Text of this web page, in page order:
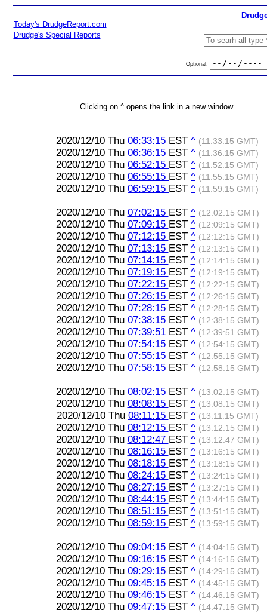
Today's DrudgeReport.com
Drudge's Special Reports
Optional:
Clicking on ^ opens the link in a new window.
2020/12/10 Thu 06:33:15 EST ^ (11:33:15 GMT)
2020/12/10 Thu 06:36:15 EST ^ (11:36:15 GMT)
2020/12/10 Thu 06:52:15 EST ^ (11:52:15 GMT)
2020/12/10 Thu 06:55:15 EST ^ (11:55:15 GMT)
2020/12/10 Thu 06:59:15 EST ^ (11:59:15 GMT)
2020/12/10 Thu 07:02:15 EST ^ (12:02:15 GMT)
2020/12/10 Thu 07:09:15 EST ^ (12:09:15 GMT)
2020/12/10 Thu 07:12:15 EST ^ (12:12:15 GMT)
2020/12/10 Thu 07:13:15 EST ^ (12:13:15 GMT)
2020/12/10 Thu 07:14:15 EST ^ (12:14:15 GMT)
2020/12/10 Thu 07:19:15 EST ^ (12:19:15 GMT)
2020/12/10 Thu 07:22:15 EST ^ (12:22:15 GMT)
2020/12/10 Thu 07:26:15 EST ^ (12:26:15 GMT)
2020/12/10 Thu 07:28:15 EST ^ (12:28:15 GMT)
2020/12/10 Thu 07:38:15 EST ^ (12:38:15 GMT)
2020/12/10 Thu 07:39:51 EST ^ (12:39:51 GMT)
2020/12/10 Thu 07:54:15 EST ^ (12:54:15 GMT)
2020/12/10 Thu 07:55:15 EST ^ (12:55:15 GMT)
2020/12/10 Thu 07:58:15 EST ^ (12:58:15 GMT)
2020/12/10 Thu 08:02:15 EST ^ (13:02:15 GMT)
2020/12/10 Thu 08:08:15 EST ^ (13:08:15 GMT)
2020/12/10 Thu 08:11:15 EST ^ (13:11:15 GMT)
2020/12/10 Thu 08:12:15 EST ^ (13:12:15 GMT)
2020/12/10 Thu 08:12:47 EST ^ (13:12:47 GMT)
2020/12/10 Thu 08:16:15 EST ^ (13:16:15 GMT)
2020/12/10 Thu 08:18:15 EST ^ (13:18:15 GMT)
2020/12/10 Thu 08:24:15 EST ^ (13:24:15 GMT)
2020/12/10 Thu 08:27:15 EST ^ (13:27:15 GMT)
2020/12/10 Thu 08:44:15 EST ^ (13:44:15 GMT)
2020/12/10 Thu 08:51:15 EST ^ (13:51:15 GMT)
2020/12/10 Thu 08:59:15 EST ^ (13:59:15 GMT)
2020/12/10 Thu 09:04:15 EST ^ (14:04:15 GMT)
2020/12/10 Thu 09:16:15 EST ^ (14:16:15 GMT)
2020/12/10 Thu 09:29:15 EST ^ (14:29:15 GMT)
2020/12/10 Thu 09:45:15 EST ^ (14:45:15 GMT)
2020/12/10 Thu 09:46:15 EST ^ (14:46:15 GMT)
2020/12/10 Thu 09:47:15 EST ^ (14:47:15 GMT)